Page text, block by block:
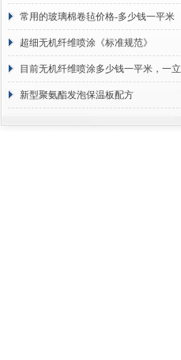
常用的玻璃棉卷毡价格-多少钱一平米
超细无机纤维喷涂《标准规范》
目前无机纤维喷涂多少钱一平米，一立
方 价格计算
新型聚氨酯发泡保温板配方